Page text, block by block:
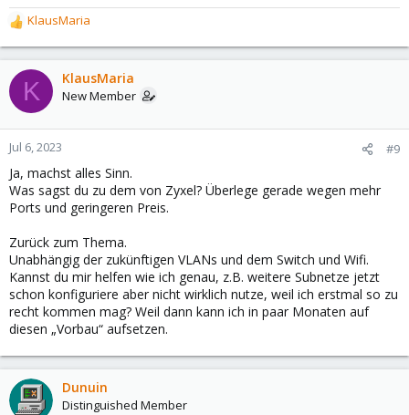
R
e
a
c
t
o
n
s
KlausMaria
K KlausMaria
New Member
Jul 6, 2023 #9
Ja, machst alles Sinn.
Was sagst du zu dem von Zyxel? Überlege gerade wegen mehr
Ports und geringeren Preis.
Zurück zum Thema.
Unabhängig der zukünftigen VLANs und dem Switch und Wifi.
Kannst du mir helfen wie ich genau, z.B. weitere Subnetze jetzt
schon konfiguriere aber nicht wirklich nutze, weil ich erstmal so zu
recht kommen mag? Weil dann kann ich in paar Monaten auf
diesen „Vorbau“ aufsetzen.
Dunuin
Distinguished Member